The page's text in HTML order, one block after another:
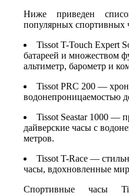
Ниже приведен
популярных спортивных
Tissot T-Touch Expert
батареей и множеством
альтиметр, барометр и
Tissot PRC 200 —
водонепроницаемостью
Tissot Seastar 1000 —
дайверские часы с
метров.
Tissot T-Race —
часы, вдохновленные
Спортивные часы